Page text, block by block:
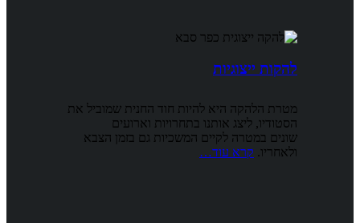
להקות ייצוגיות
מטרת הלהקה היא להיות חוד החנית שמוביל את
הסטודיו, ליצג אותנו בתחרויות וארועים
שונים במטרה לקיים המשכיות גם בזמן הצבא
ולאחריו. קרא עוד…